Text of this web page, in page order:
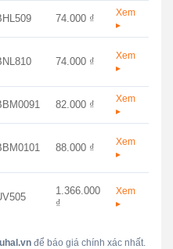
74.000 ₫
Xem
▸
74.000 ₫
Xem
▸
82.000 ₫
Xem
▸
88.000 ₫
Xem
▸
1.366.000
₫
Xem
▸
để báo giá chính xác nhất.